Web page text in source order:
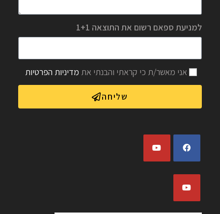
למניעת ספאם רשום את התוצאה 1+1
אני מאשר/ת כי קראתי והבנתי את מדיניות הפרטיות
שליחה